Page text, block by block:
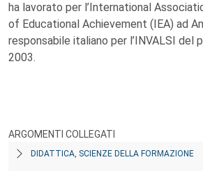
ha lavorato per l’International
of Educational Achievement (IEA) ad
responsabile italiano per l’INVALSI del
2003.
ARGOMENTI COLLEGATI
DIDATTICA, SCIENZE DELLA FORMAZIONE